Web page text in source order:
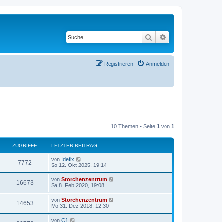
Suche
Anmelden
Registrieren
10 Themen • Seite 1 von 1
ZUGRIFFE LETZTER BEITRAG
7772 von Idefix
So 12. Okt 2025, 19:14
16673 von Storchenzentrum
Sa 8. Feb 2020, 19:08
14653 von Storchenzentrum
Mo 31. Dez 2018, 12:30
von C1